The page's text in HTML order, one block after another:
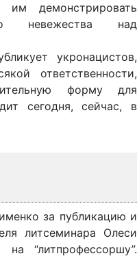
им демонстрировать
невежества над
укронацистов,
ответственности,
форму для
сегодня, сейчас, в
за публикацию и
литсеминара Олеси
“литпрофессоршу”.